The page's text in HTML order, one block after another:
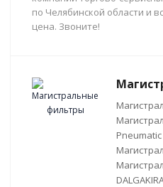
по Челябинской области и
цена. Звоните!
Pneumatic